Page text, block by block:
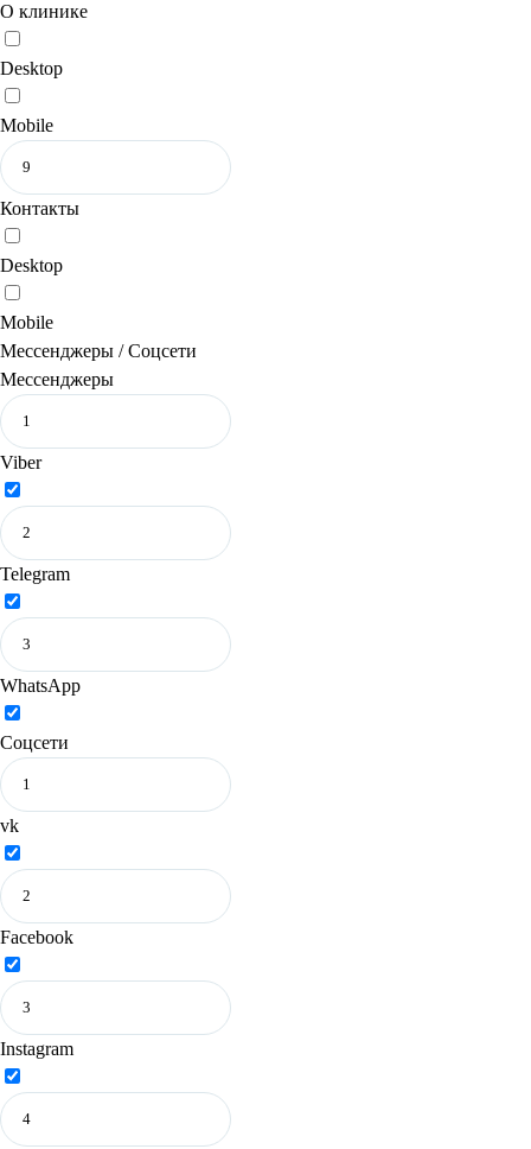
О клинике
Desktop
Mobile
Контакты
Desktop
Mobile
Мессенджеры / Соцсети
Мессенджеры
Viber
Telegram
WhatsApp
Соцсети
vk
Facebook
Instagram